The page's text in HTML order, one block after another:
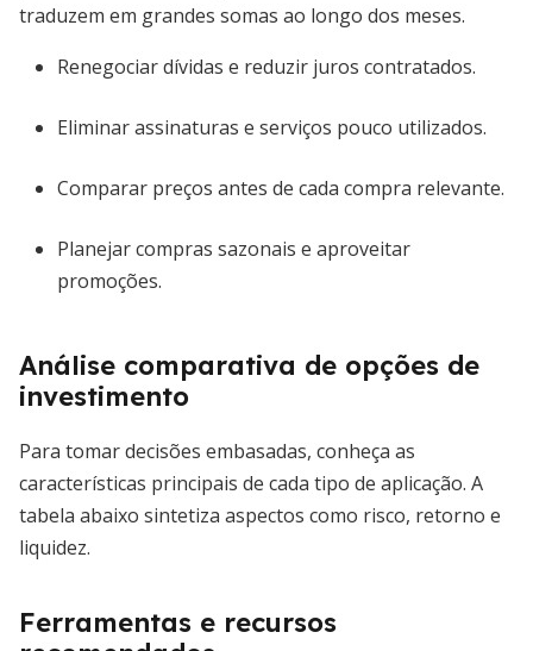
traduzem em grandes somas ao longo dos meses.
Renegociar dívidas e reduzir juros contratados.
Eliminar assinaturas e serviços pouco utilizados.
Comparar preços antes de cada compra relevante.
Planejar compras sazonais e aproveitar
promoções.
Análise comparativa de opções de
investimento
Para tomar decisões embasadas, conheça as
características principais de cada tipo de aplicação. A
tabela abaixo sintetiza aspectos como risco, retorno e
liquidez.
Ferramentas e recursos